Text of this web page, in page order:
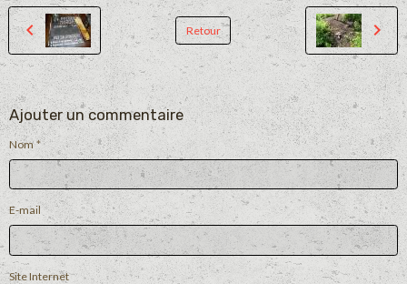
Retour
Ajouter un commentaire
Nom
E-mail
Site Internet